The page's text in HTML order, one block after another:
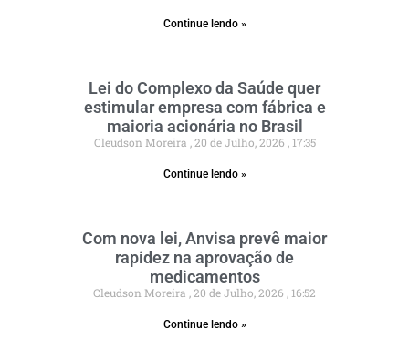
Continue lendo »
Lei do Complexo da Saúde quer
estimular empresa com fábrica e
maioria acionária no Brasil
Cleudson Moreira 20 de Julho, 2026 17:35
Continue lendo »
Com nova lei, Anvisa prevê maior
rapidez na aprovação de
medicamentos
Cleudson Moreira 20 de Julho, 2026 16:52
Continue lendo »